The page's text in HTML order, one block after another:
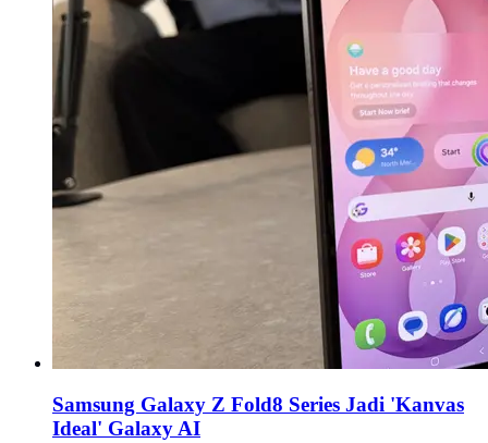
Samsung Galaxy Z Fold8 Series Jadi 'Kanvas
Ideal' Galaxy AI